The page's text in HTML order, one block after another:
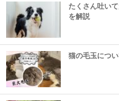
たくさん吐い
を解説
猫の毛玉につ